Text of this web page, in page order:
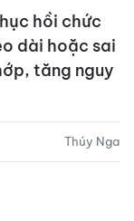
hồi chức
dài hoặc sai
tăng nguy
Thúy Nga